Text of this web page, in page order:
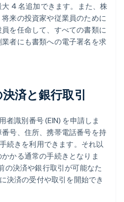
4 名追加できます。また、株
来の投資家や従業員のために
を任命して、すべての書類に
者にも書類への電子署名を求
済と銀行取引
者識別番号 (EIN) を申請しま
号、住所、携帯電話番号を持
続きを利用できます。それ以
かる通常の手続きとなりま
の決済や銀行取引が可能なた
決済の受付や取引を開始でき